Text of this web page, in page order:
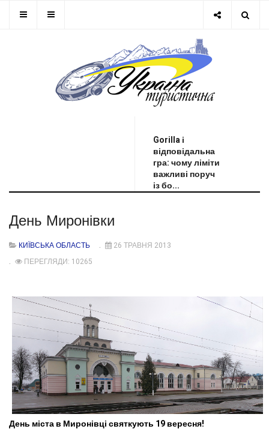
Gorilla і
відповідальна
гра: чому ліміти
важливі поруч
із бо...
День Миронівки
КИЇВСЬКА ОБЛАСТЬ
26 ТРАВНЯ 2013
ПЕРЕГЛЯДИ: 10265
День міста в Миронівці святкують 19 вересня!